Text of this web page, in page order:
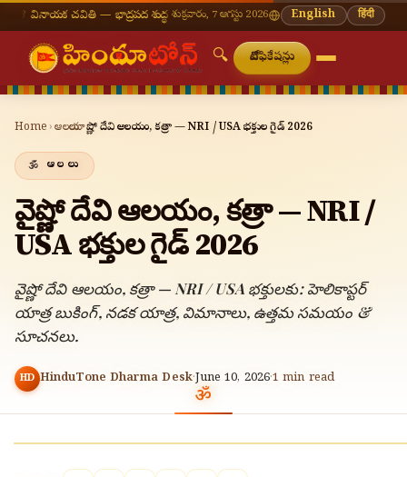
చవితి — భాద్రపద శుద్ధ చవితి⛩ తిరుమల తిరుపతి — నేటి దర్శన సమయాలు🔔 నవరాత్రి
శుక్రవారం, 7 ఆగస్టు 2026 English हिंदी
🔍 నోటిఫికేషన్లు
Home › ఆలయాలు›వైష్ణో దేవి ఆలయం, కత్రా — NRI / USA భక్తుల గైడ్ 2026
ఆలయాలు
వైష్ణో దేవి ఆలయం, కత్రా — NRI /
USA భక్తుల గైడ్ 2026
వైష్ణో దేవి ఆలయం, కత్రా — NRI / USA భక్తులకు: హెలికాప్టర్
యాత్ర బుకింగ్, నడక యాత్ర, విమానాలు, ఉత్తమ సమయం &
సూచనలు.
HD HinduTone Dharma Desk·June 10, 2026·1 min read